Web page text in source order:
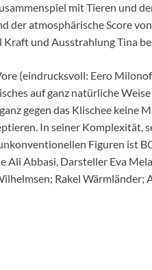
mit Tieren und
der atmosphärische Score
und Ausstrahlung Tina
(eindrucksvoll: Eero
auf ganz natürliche
gegen das Klischee keine
In seiner Komplexität,
Figuren ist
Ali Abbasi, Darsteller Eva
Rakel Wärmländer;